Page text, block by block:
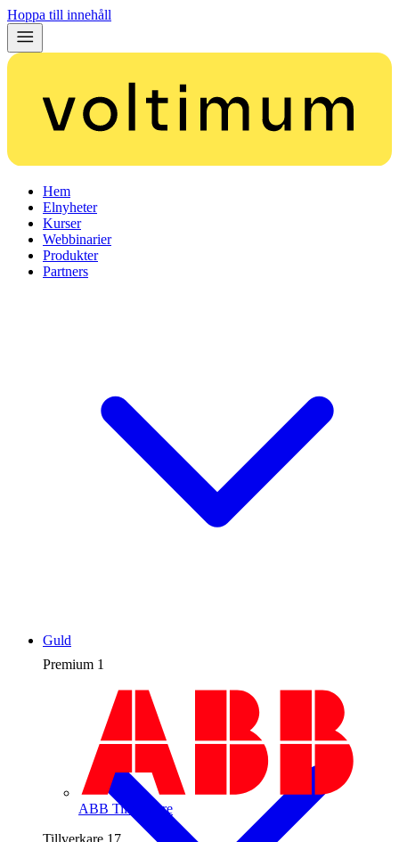
Hoppa till innehåll
Hem
Elnyheter
Kurser
Webbinarier
Produkter
Partners
Premium 1
ABB Tillverkare
Tillverkare 17
Guld